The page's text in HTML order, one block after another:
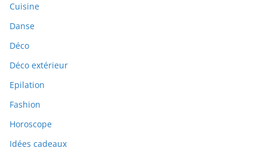
Cuisine
Danse
Déco
Déco extérieur
Epilation
Fashion
Horoscope
Idées cadeaux